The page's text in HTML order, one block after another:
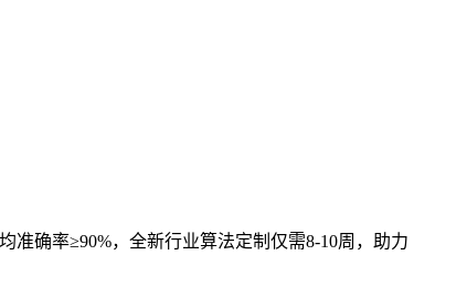
准确率≥90%，全新行业算法定制仅需8-10周，助力